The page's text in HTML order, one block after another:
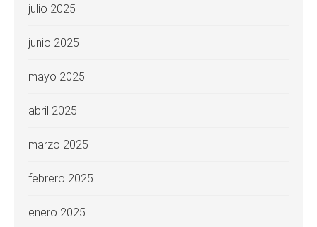
julio 2025
junio 2025
mayo 2025
abril 2025
marzo 2025
febrero 2025
enero 2025